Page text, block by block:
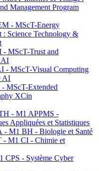
Management Program
- MScT-Energy
: Science Technology &
MScT-Trust and
AI
- MScT-Visual Computing
AI
MScT-Extended
XCin
- M1 APPMS -
Appliquées et Statistiques
M1 BH - Biologie et Santé
M1 CI - Chimie et
CPS - Système Cyber